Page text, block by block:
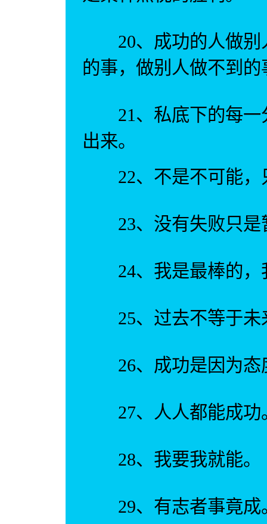
20、成功的人做别
的事，做别人做不到的
21、私底下的每一
出来。
22、不是不可能，
23、没有失败只是
24、我是最棒的，
25、过去不等于未
26、成功是因为态
27、人人都能成功
28、我要我就能。
29、有志者事竟成